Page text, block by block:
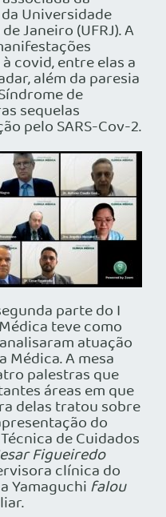
Universidade
Janeiro (UFRJ). A
covid, entre elas a
além da paresia
de
sequelas
pelo SARS-Cov-2.
parte do I
teve como
atuação
Médica. A mesa
palestras que
áreas em que
delas tratou sobre
do
de Cuidados
Figueiredo
clínica do
Yamaguchi falou